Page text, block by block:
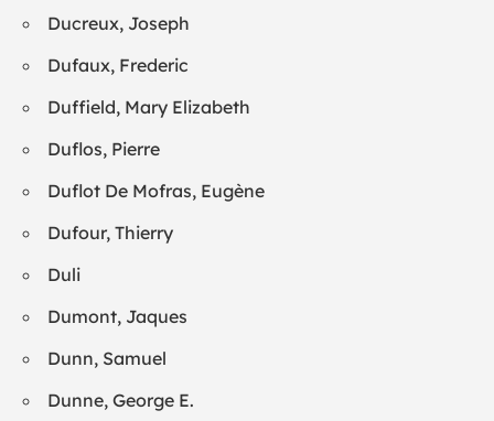
Ducreux, Joseph
Dufaux, Frederic
Duffield, Mary Elizabeth
Duflos, Pierre
Duflot De Mofras, Eugène
Dufour, Thierry
Duli
Dumont, Jaques
Dunn, Samuel
Dunne, George E.